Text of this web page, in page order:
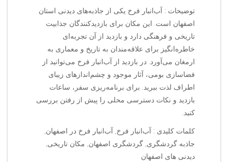
توضیحات : آب‌انبار فرخ یکی از جاذبه‌های دیدنی استان
اصفهان است. این مکان برای بازدیدکنندگان جذابیت
تاریخی و فرهنگی دارد و بازدید از آن تجربه‌ای
خاطره‌انگیز برای علاقه‌مندان به تاریخ و معماری به
ارمغان می‌آورد. در بازدید از آب‌انبار فرخ می‌توانید از
فضاسازی بومی، آثار موجود و چشم‌اندازهای زیبای
اطراف لذت ببرید. برای برنامه‌ریزی سفر، ساعات
بازدید و نکات دسترسی محلی را پیش از رفتن بررسی
کنید.
کلمات کلیدی : آب‌انبار فرخ, آب‌انبار فرخ در اصفهان,
جاذبه گردشگری, گردشگری اصفهان, مکان تاریخی,
دیدنی های اصفهان